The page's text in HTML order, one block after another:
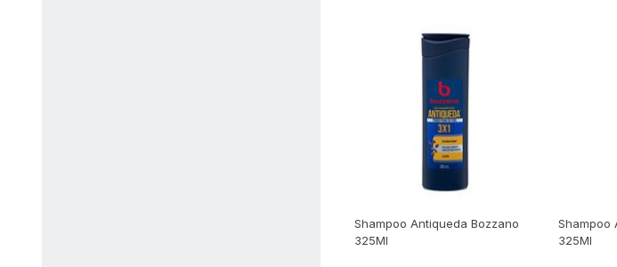
Shampoo Antiqueda Bozzano
325Ml
Shampoo
325Ml